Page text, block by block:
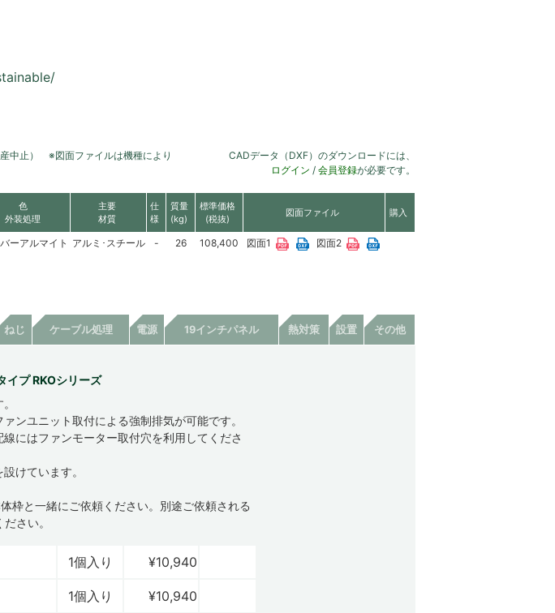
止） ※図面ファイルは機種により
CADデータ（DXF）のダウンロードには、
ログイン / 会員登録が必要です。
色
外装処理
主要
材質
仕
様
質量
(kg)
標準価格
(税抜)
図面ファイル 購入
ーアルマイト アルミ･スチール - 26 108,400 図面1 図面2
ねじ ケーブル処理 電源 19インチパネル 熱対策 設置 その他
イプ RKOシリーズ
ンユニット取付による強制排気が可能です。
にはファンモーター取付穴を利用してくださ
けています。
枠と一緒にご依頼ください。別途ご依頼される
さい。
1個入り ¥10,940
1個入り ¥10,940